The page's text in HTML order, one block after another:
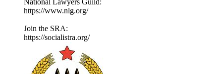
National Lawyers Guild:
https://www.nlg.org/
Join the SRA:
https://socialistra.org/